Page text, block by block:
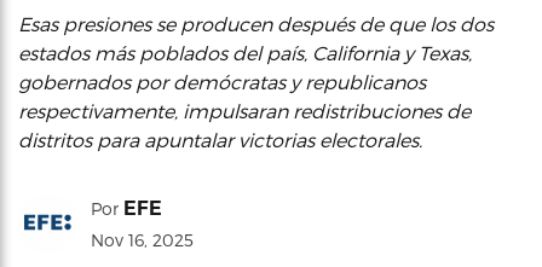
Esas presiones se producen después de que los dos
estados más poblados del país, California y Texas,
gobernados por demócratas y republicanos
respectivamente, impulsaran redistribuciones de
distritos para apuntalar victorias electorales.
Por EFE
Nov 16, 2025